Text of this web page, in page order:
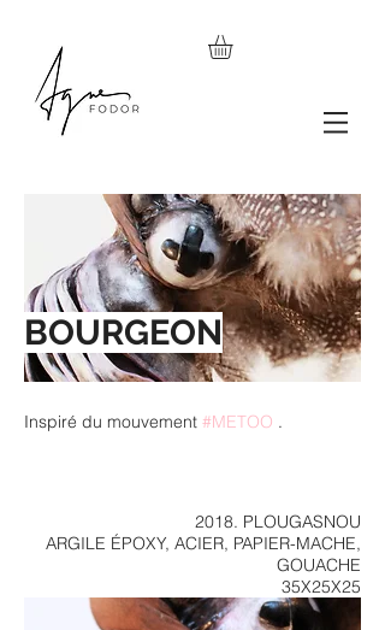
BOURGEON
Inspiré du mouvement #METOO .
2018. PLOUGASNOU
ARGILE ÉPOXY, ACIER, PAPIER-MACHE,
GOUACHE
35X25X25